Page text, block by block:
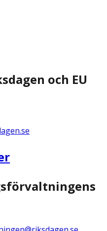
och EU